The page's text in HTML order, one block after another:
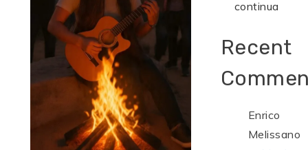
continua
Recent
Enrico
Melissano